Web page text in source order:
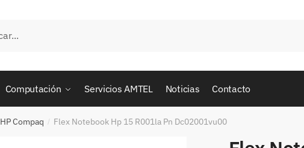
Computación Servicios AMTEL Noticias Contacto
HP Compaq / Flex Notebook Hp 15 R001la Pn Dc02001vu00